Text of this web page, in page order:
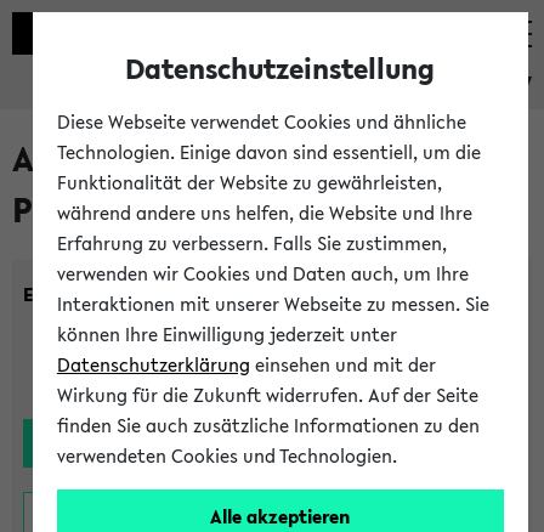
eKVV
Alle noch stattfindenden
Prüfungen
Einrichtung:
Datenschutzeinstellung
Diese Webseite verwendet Cookies und ähnliche
Technologien. Einige davon sind essentiell, um die
Funktionalität der Website zu gewährleisten,
während andere uns helfen, die Website und Ihre
Erfahrung zu verbessern. Falls Sie zustimmen,
verwenden wir Cookies und Daten auch, um Ihre
Interaktionen mit unserer Webseite zu messen. Sie
können Ihre Einwilligung jederzeit unter
Datenschutzerklärung einsehen und mit der
Wirkung für die Zukunft widerrufen. Auf der Seite
finden Sie auch zusätzliche Informationen zu den
verwendeten Cookies und Technologien.
Alle akzeptieren